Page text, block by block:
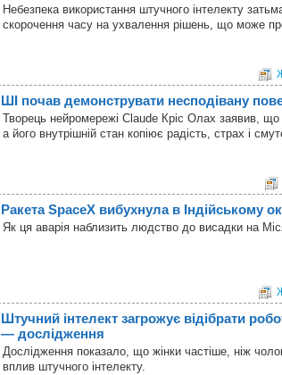
Небезпека використання штучного інтелекту
скорочення часу на ухвалення рішень, що може
ШІ почав демонструвати несподівану
Творець нейромережі Claude Кріс Олах заявив,
а його внутрішній стан копіює радість, страх і
Ракета SpaceX вибухнула в Індійському
Як ця аварія наблизить людство до висадки на
Штучний інтелект загрожує відібрати
— дослідження
Дослідження показало, що жінки частіше, ніж
вплив штучного інтелекту.